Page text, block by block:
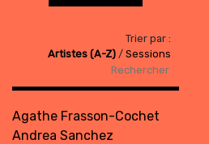
Trier par :
Artistes (A-Z) / Sessions
Agathe Frasson-Cochet
Andrea Sanchez